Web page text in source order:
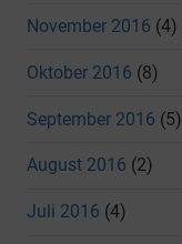
November 2016 (4)
Oktober 2016 (8)
September 2016 (5)
August 2016 (2)
Juli 2016 (4)